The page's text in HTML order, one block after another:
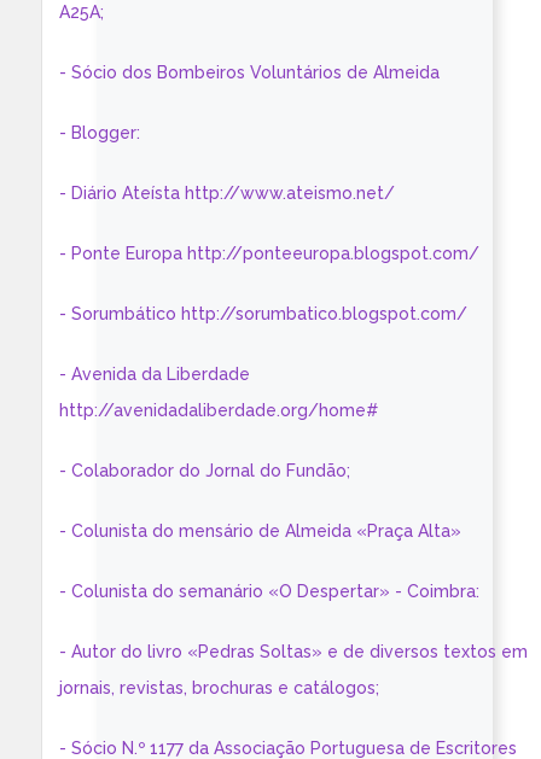
A25A;
- Sócio dos Bombeiros Voluntários de Almeida
- Blogger:
- Diário Ateísta http://www.ateismo.net/
- Ponte Europa http://ponteeuropa.blogspot.com/
- Sorumbático http://sorumbatico.blogspot.com/
- Avenida da Liberdade
http://avenidadaliberdade.org/home#
- Colaborador do Jornal do Fundão;
- Colunista do mensário de Almeida «Praça Alta»
- Colunista do semanário «O Despertar» - Coimbra:
- Autor do livro «Pedras Soltas» e de diversos textos em
jornais, revistas, brochuras e catálogos;
- Sócio N.º 1177 da Associação Portuguesa de Escritores